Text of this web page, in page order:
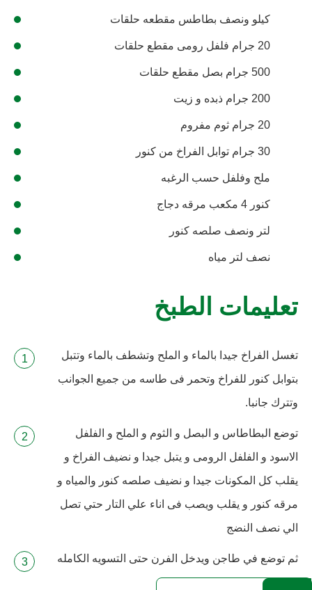
كيلو ونصف بطاطس مقطعه حلقات
20 جرام فلفل رومى مقطع حلقات
500 جرام بصل مقطع حلقات
200 جرام ذبده و زيت
20 جرام ثوم مفروم
30 جرام توابل الفراخ من كنور
ملح وفلفل حسب الرغبه
كنور 4 مكعب مرقه دجاج
لتر ونصف صلصه كنور
نصف لتر مياه
تعليمات الطبخ
تغسل الفراخ جيدا بالماء و الملح وتشطف بالماء وتتبل
بتوابل كنور للفراخ وتحمر فى طاسه من جميع الجوانب
وتترك جانبا.
توضع البطاطاس و البصل و الثوم و الملح و الفلفل
الاسود و الفلفل الرومى و يتبل جيدا و نضيف الفراخ و
يقلب كل المكونات جيدا و نضيف صلصه كنور والمياه و
مرقه كنور و يقلب ويصب فى اناء علي التار حتي تصل
الي نصف النضج
ثم توضع في طاجن ويدخل الفرن حتى التسويه الكامله